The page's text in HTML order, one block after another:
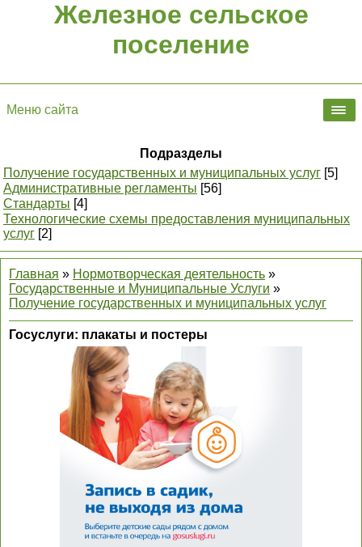
Железное сельское
поселение
Меню сайта
Подразделы
Получение государственных и муниципальных услуг [5]
Административные регламенты [56]
Стандарты [4]
Технологические схемы предоставления муниципальных
услуг [2]
Главная » Нормотворческая деятельность »
Государственные и Муниципальные Услуги »
Получение государственных и муниципальных услуг
Госуслуги: плакаты и постеры